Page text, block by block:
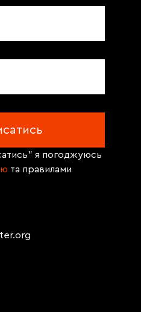
я погоджуюсь
та правилами